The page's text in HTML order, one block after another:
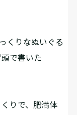
くりなぬいぐる
で書いた
りで、肥満体